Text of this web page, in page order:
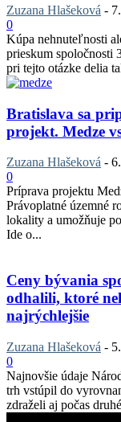
Zuzana Hlašeková -
0
Kúpa nehnuteľnosti
prieskum spoločnosti
pri tejto otázke delia
Bratislava sa
projekt. Medze
Zuzana Hlašeková -
0
Príprava projektu
Právoplatné územné
lokality a umožňuje
Ide o...
Ceny bývania
odhalili, ktoré
najrýchlejšie
Zuzana Hlašeková -
0
Najnovšie údaje
trh vstúpil do
zdraželi aj počas